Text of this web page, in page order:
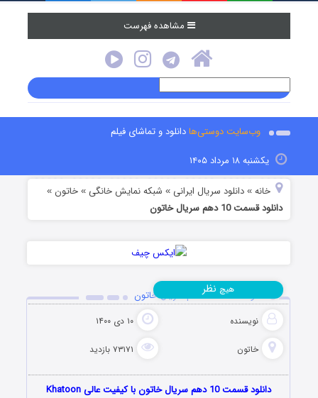
مشاهده فهرست
وب‌سایت دوستی‌هادانلود و تماشای فیلم
یکشنبه ۱۸ مرداد ۱۴۰۵
خانه »دانلود سریال ایرانی » شبکه نمایش خانگی »خاتون »
دانلود قسمت 10 دهم سریال خاتون
دانلود قسمت 10 دهم سریال خاتون
نویسنده ۱۰ دی ۱۴۰۰
خاتون ۷۳۱۷۱ بازدید
هیچ نظر
دانلود قسمت 10 دهم سریال خاتون با کیفیت عالی Khatoon